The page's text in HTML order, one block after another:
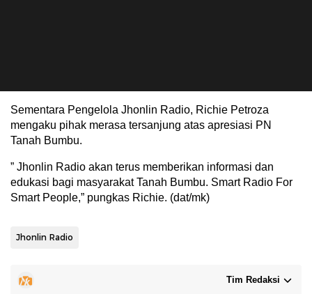
Sementara Pengelola Jhonlin Radio, Richie Petroza
mengaku pihak merasa tersanjung atas apresiasi PN
Tanah Bumbu.
” Jhonlin Radio akan terus memberikan informasi dan
edukasi bagi masyarakat Tanah Bumbu. Smart Radio For
Smart People,” pungkas Richie. (dat/mk)
Jhonlin Radio
Tim Redaksi